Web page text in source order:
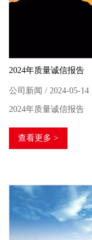
2024年质量诚信报告
公司新闻 / 2024-05-14
2024年质量诚信报告
查看更多 >